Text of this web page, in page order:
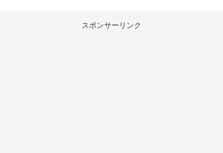
スポンサーリンク